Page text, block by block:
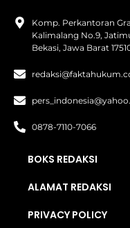
Komp. Perkantoran
Kalimalang No.9,
Bekasi, Jawa Barat
0878-7110-7066
BOKS REDAKSI
ALAMAT REDAKSI
PRIVACY POLICY